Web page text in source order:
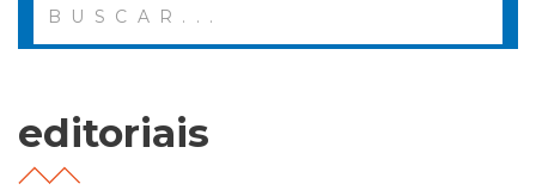
editoriais